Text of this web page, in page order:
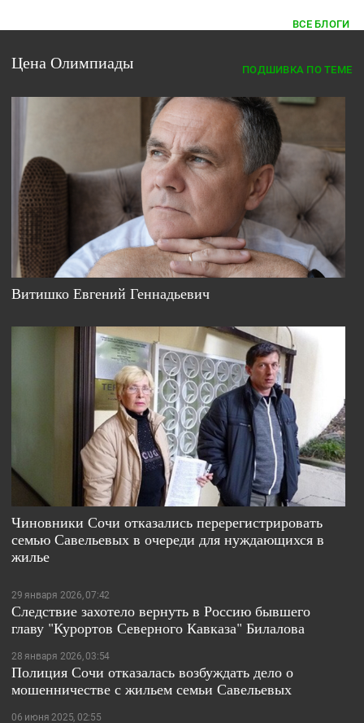
ВСЕ БЛОГИ
Цена Олимпиады ПОДШИВКА ПО ТЕМЕ
Витишко Евгений Геннадьевич
Чиновники Сочи отказались перерегистрировать
семью Савельевых в очереди для нуждающихся в
жилье
29 января 2026, 07:42
Следствие захотело вернуть в Россию бывшего
главу "Курортов Северного Кавказа" Билалова
28 января 2026, 03:54
Полиция Сочи отказалась возбуждать дело о
мошенничестве с жильем семьи Савельевых
06 июня 2025, 02:55